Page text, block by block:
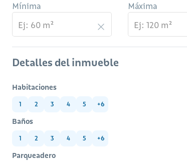
Mínima Máxima
Detalles del inmueble
Habitaciones
1 2 3 4 5 +6
Baños
1 2 3 4 5 +6
Parqueadero